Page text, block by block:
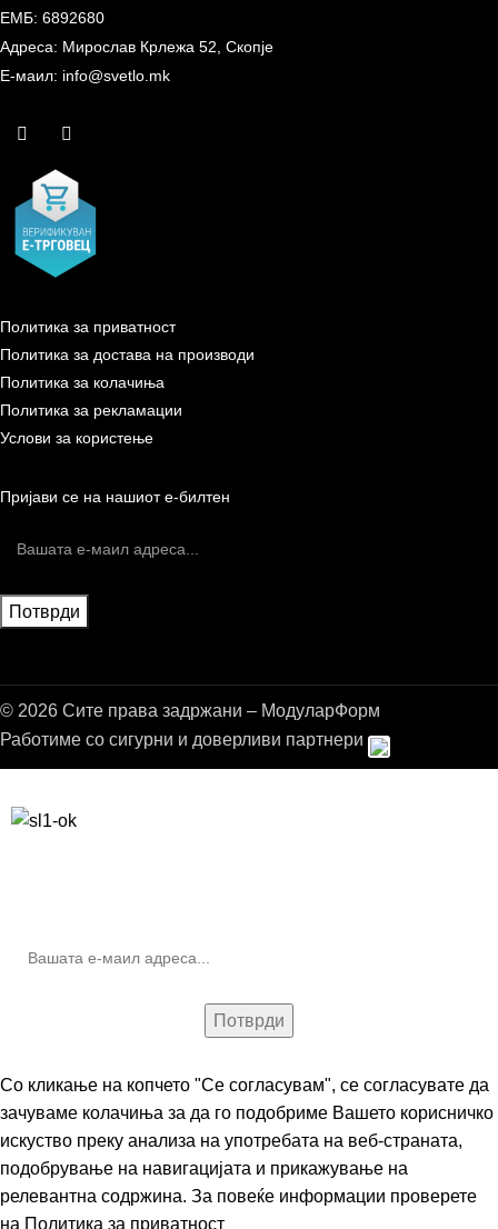
ЕМБ: 6892680
Адреса: Мирослав Крлежа 52, Скопје
Е-маил: info@svetlo.mk
Политика за приватност
Политика за достава на производи
Политика за колачиња
Политика за рекламации
Услови за користење
Пријави се на нашиот е-билтен
© 2026 Сите права задржани – МодуларФорм
Работиме со сигурни и доверливи партнери
Со кликање на копчето "Се согласувам", се согласувате да
зачуваме колачиња за да го подобриме Вашето корисничко
искуство преку анализа на употребата на веб-страната,
подобрување на навигацијата и прикажување на
релевантна содржина. За повеќе информации проверете
на Политика за приватност